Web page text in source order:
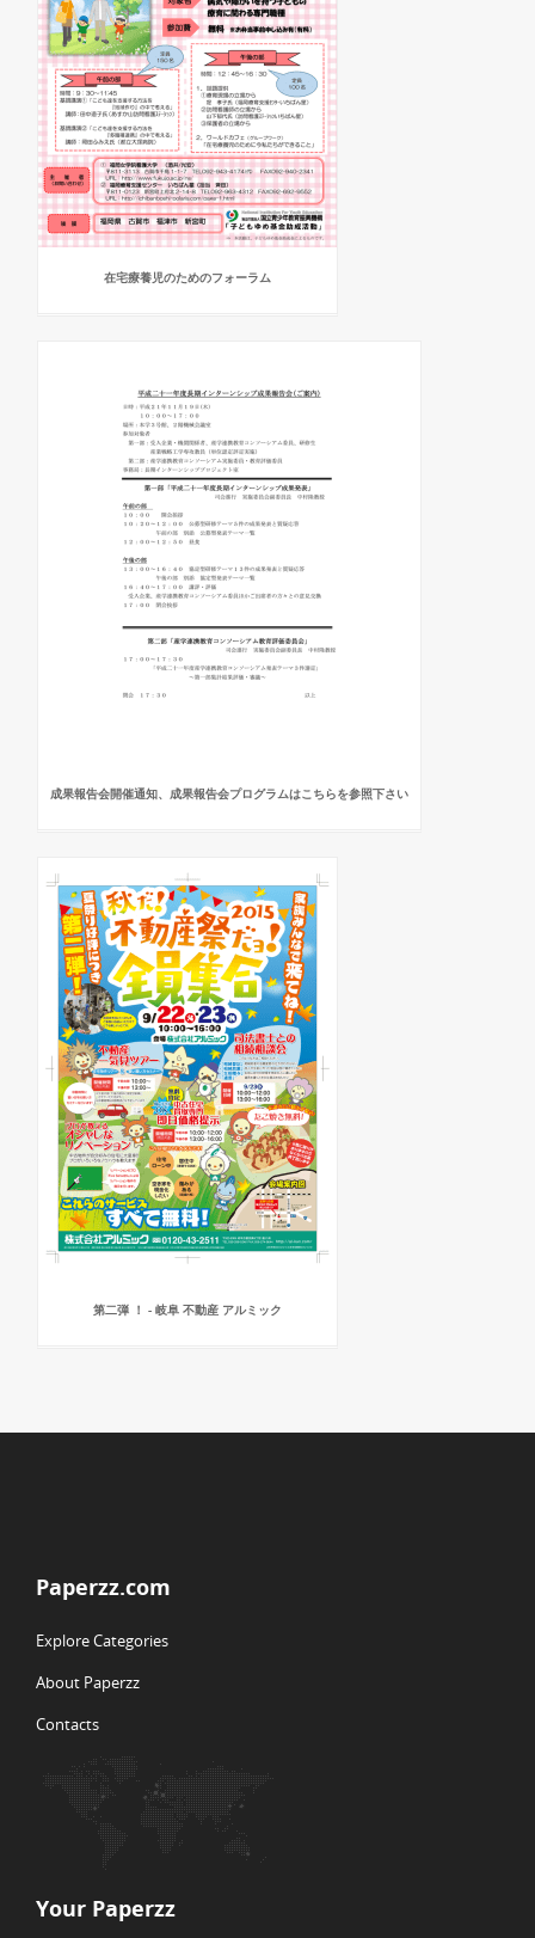
在宅療養児のためのフォーラム
成果報告会開催通知、成果報告会プログラムはこちらを参照下さい
第二弾 ！ - 岐阜 不動産 アルミック
Paperzz.com
Explore Categories
About Paperzz
Contacts
Your Paperzz